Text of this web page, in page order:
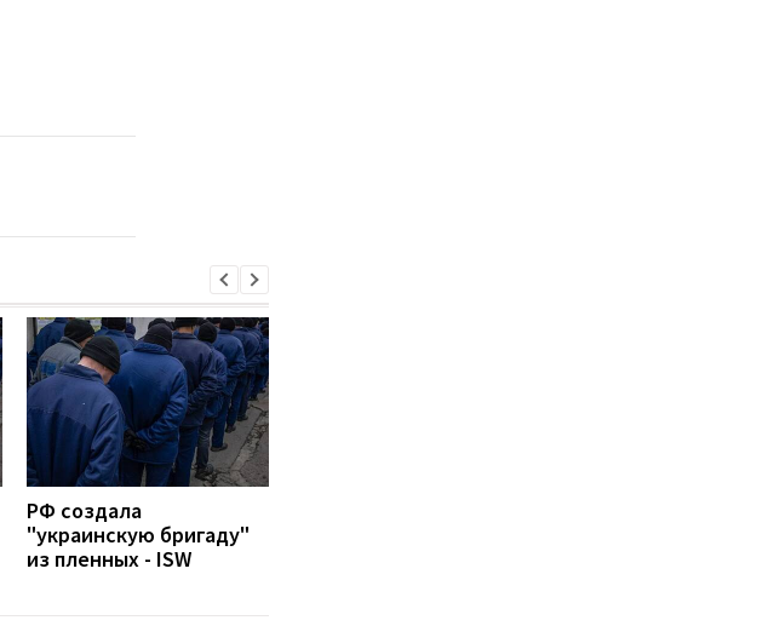
РФ создала
"украинскую бригаду"
из пленных - ISW